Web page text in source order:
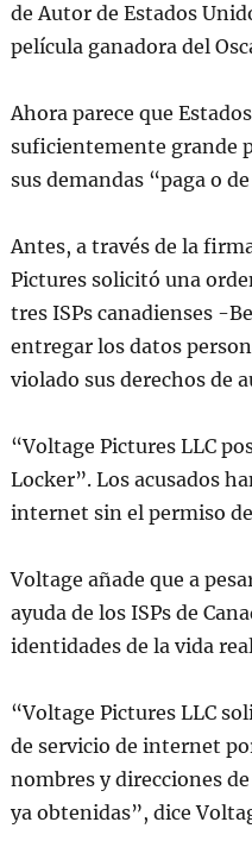
de Autor de Estados
película ganadora del
Ahora parece que
suficientemente grande
sus demandas “paga o
Antes, a través de la
Pictures solicitó una
tres ISPs canadienses -
entregar los datos
violado sus derechos de
“Voltage Pictures LLC
Locker”. Los acusados
internet sin el permiso
Voltage añade que a
ayuda de los ISPs de
identidades de la vida
“Voltage Pictures LLC
de servicio de internet
nombres y direcciones
ya obtenidas”, dice